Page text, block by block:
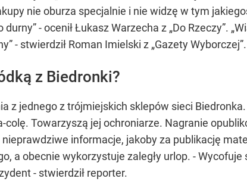
nie oburza specjalnie i nie widzę w tym
- ocenił Łukasz Warzecha z „Do Rzeczy”.
- stwierdził Roman Imielski z „Gazety Wyborczej”.
z Biedronki?
z jednego z trójmiejskich sklepów sieci
colę. Towarzyszą jej ochroniarze. Nagranie
informacje, jakoby za publikację
a obecnie wykorzystuje zaległy urlop. -
- stwierdził reporter.